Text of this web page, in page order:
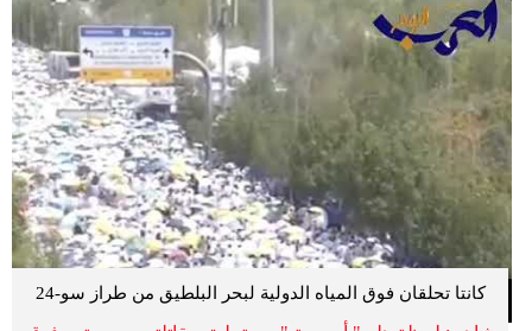
كانتا تحلقان فوق المياه الدولية لبحر البلطيق من طراز سو-24